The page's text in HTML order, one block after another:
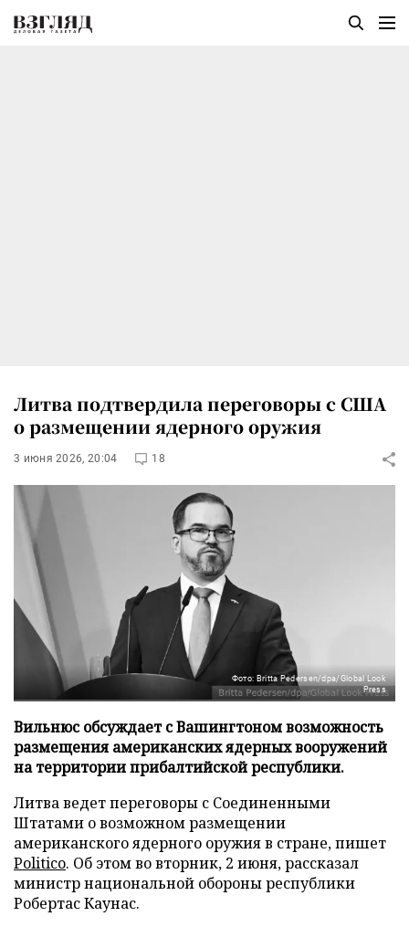
Литва подтвердила переговоры с США
о размещении ядерного оружия
3 июня 2026, 20:04 18
Фото: Britta Pedersen/dpa/Global Look
Press
Вильнюс обсуждает с Вашингтоном возможность
размещения американских ядерных вооружений
на территории прибалтийской республики.
Литва ведет переговоры с Соединенными
Штатами о возможном размещении
американского ядерного оружия в стране, пишет
Politico. Об этом во вторник, 2 июня, рассказал
министр национальной обороны республики
Робертас Каунас.